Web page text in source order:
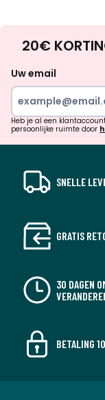
20€
Uw email
Heb je al een
persoonlijke ruimte door
SNELLE
GRATIS
30 DAGEN
BETALING